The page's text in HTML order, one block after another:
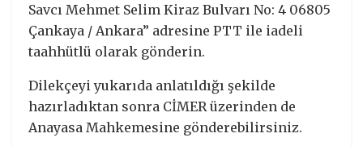
Savcı Mehmet Selim Kiraz Bulvarı No: 4 06805
Çankaya / Ankara” adresine PTT ile iadeli
taahhütlü olarak gönderin.
Dilekçeyi yukarıda anlatıldığı şekilde
hazırladıktan sonra CİMER üzerinden de
Anayasa Mahkemesine gönderebilirsiniz.